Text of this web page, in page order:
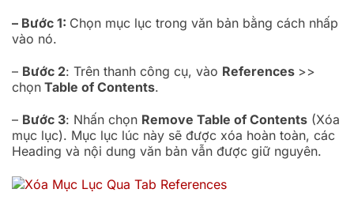
– Bước 1: Chọn mục lục trong văn bản bằng cách nhấp
vào nó.
– Bước 2: Trên thanh công cụ, vào References >>
chọn Table of Contents.
– Bước 3: Nhấn chọn Remove Table of Contents (Xóa
mục lục). Mục lục lúc này sẽ được xóa hoàn toàn, các
Heading và nội dung văn bản vẫn được giữ nguyên.